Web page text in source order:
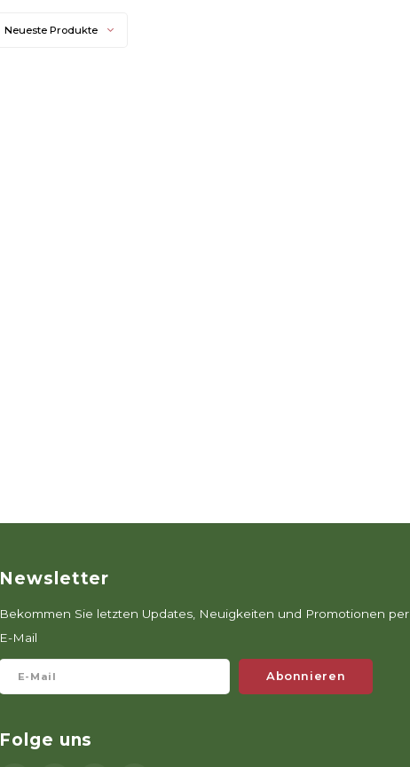
Neueste Produkte
Newsletter
Bekommen Sie letzten Updates, Neuigkeiten und Promotionen per
E-Mail
Abonnieren
Folge uns